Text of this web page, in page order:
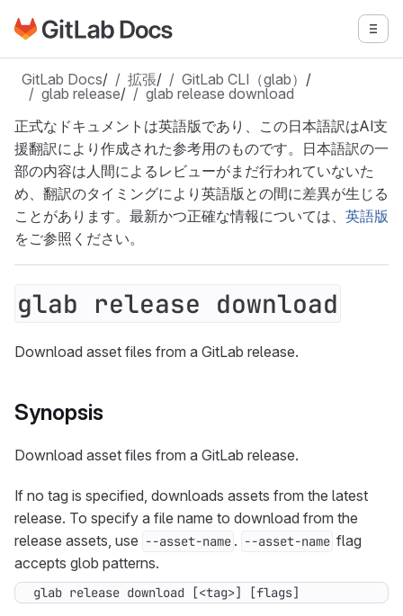
メインコンテンツにスキップ
GitLabドキュメントのホームページに移動 メニ
GitLab Docs/ 拡張/ GitLab CLI（glab） /
glab release/
glab release download
正式なドキュメントは英語版であり、この日本語訳はAI支
援翻訳により作成された参考用のものです。日本語訳の一
部の内容は人間によるレビューがまだ行われていないた
め、翻訳のタイミングにより英語版との間に差異が生じる
ことがあります。最新かつ正確な情報については、 英語版
をご参照ください。
glab release download
Download asset files from a GitLab release.
Synopsis
Download asset files from a GitLab release.
If no tag is specified, downloads assets from the latest
release. To specify a file name to download from the
release assets, use --asset-name . --asset-name flag
accepts glob patterns.
glab release download [<tag>] [flags]